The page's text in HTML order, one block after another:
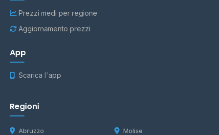
Prezzi medi per regione
Aggiornamento prezzi
App
Scarica l'app
Regioni
Abruzzo Molise